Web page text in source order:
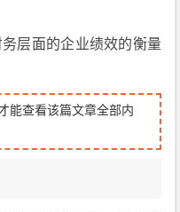
层面的企业绩效的衡量
能查看该篇文章全部内